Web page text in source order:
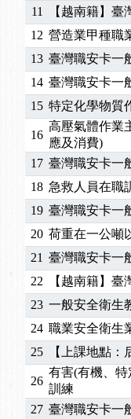
2025/06/06【進
2025/05/29【進
2025/04/28 【進
2025/01/21「高
訓測驗
2025/01/15【線
2026/07/15【免
2026/07/08【中
2026/05/06【產
2026/04/24 【製
2025/11/11【中
2025/11/10【中
2025/10/30
【進
2025/08/20【進
2025/08/12【中
2025/07/06 【中
2025/06/06【進
2025/05/29【進
2025/04/28【進
2025/01/21「高
訓測驗
2025/01/15
2026/07/15【免
11
【越南籍】
12 營造業甲種職
13 臺灣職安卡一
14 臺灣職安卡一
15 特定化學物質
16
高壓氣體作業
應及消費)
17 臺灣職安卡一
18 急救人員在職
19 臺灣職安卡一
20 荷重在一公噸
21 臺灣職安卡一
22
【越南籍】
23 一般安全衛生
24 職業安全衛生
25
【上課地點
26
有害(有機、
訓練
27 臺灣職安卡一